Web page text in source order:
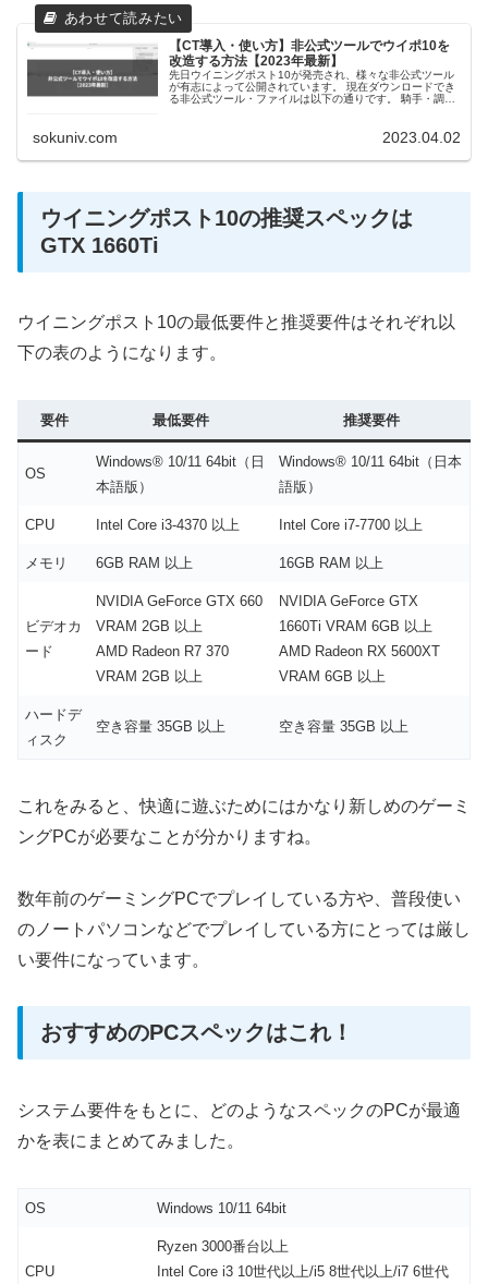
【CT導入・使い方】非公式ツールでウイポ10を
改造する方法【2023年最新】
先日ウイニングポスト10が発売され、様々な非公式ツール
が有志によって公開されています。 現在ダウンロードでき
る非公式ツール・ファイルは以下の通りです。 騎手・調教
sokuniv.com 2023.04.02
ウイニングポスト10の推奨スペックは
GTX 1660Ti
ウイニングポスト10の最低要件と推奨要件はそれぞれ以
下の表のようになります。
要件 最低要件 推奨要件
OS
Windows® 10/11 64bit（日
本語版）
Windows® 10/11 64bit（日本
語版）
CPU Intel Core i3-4370 以上 Intel Core i7-7700 以上
メモリ 6GB RAM 以上 16GB RAM 以上
ビデオカ
ード
NVIDIA GeForce GTX 660
VRAM 2GB 以上
AMD Radeon R7 370
VRAM 2GB 以上
NVIDIA GeForce GTX
1660Ti VRAM 6GB 以上
AMD Radeon RX 5600XT
VRAM 6GB 以上
ハードデ
ィスク
空き容量 35GB 以上 空き容量 35GB 以上
これをみると、快適に遊ぶためにはかなり新しめのゲーミ
ングPCが必要なことが分かりますね。
数年前のゲーミングPCでプレイしている方や、普段使い
のノートパソコンなどでプレイしている方にとっては厳し
い要件になっています。
おすすめのPCスペックはこれ！
システム要件をもとに、どのようなスペックのPCが最適
かを表にまとめてみました。
OS Windows 10/11 64bit
CPU
Ryzen 3000番台以上
Intel Core i3 10世代以上/i5 8世代以上/i7 6世代